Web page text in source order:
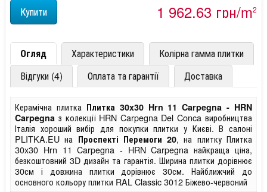
1 962,63 грн/m2
Огляд Характеристики
Колірна гамма плитки
Відгуки (4)
Оплата та гарантії Доставка
Керамічна плитка Плитка 30x30 Hrn 11 Carpegna - HRN
Carpegna з колекції HRN Carpegna Del Conca виробництва
Італія хороший вибір для покупки плитки у Києві. В салоні
PLITKA.EU на Проспекті Перемоги 20, на плитку Плитка
30x30 Hrn 11 Carpegna - HRN Carpegna найкраща ціна,
безкоштовний 3D дизайн та гарантія. Ширина плитки дорівнює
30см і довжина плитки дорівнює 30см. Найближчий до
основного кольору плитки RAL Classic 3012 Біжево-червоний